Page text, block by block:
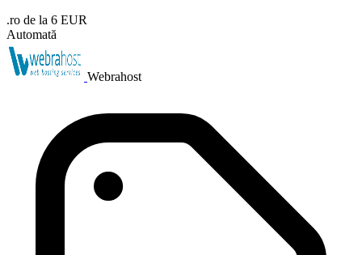
.ro de la 6 EUR
Automată
Webrahost